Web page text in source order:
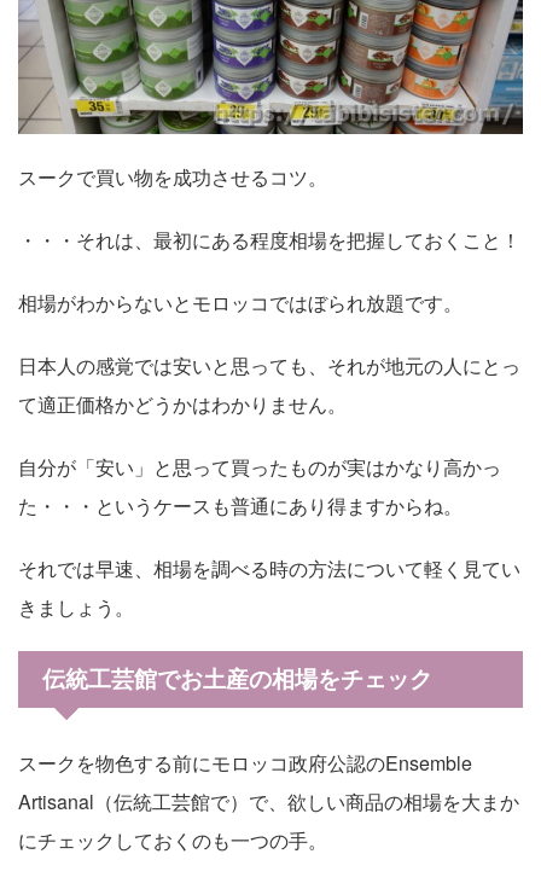
スークで買い物を成功させるコツ。
・・・それは、最初にある程度相場を把握しておくこと！
相場がわからないとモロッコではぼられ放題です。
日本人の感覚では安いと思っても、それが地元の人にとっ
て適正価格かどうかはわかりません。
自分が「安い」と思って買ったものが実はかなり高かっ
た・・・というケースも普通にあり得ますからね。
それでは早速、相場を調べる時の方法について軽く見てい
きましょう。
伝統工芸館でお土産の相場をチェック
スークを物色する前にモロッコ政府公認のEnsemble
Artisanal（伝統工芸館で）で、欲しい商品の相場を大まか
にチェックしておくのも一つの手。